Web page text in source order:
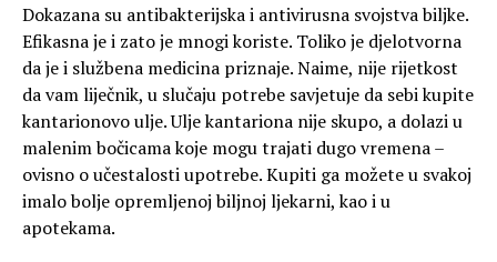
Dokazana su antibakterijska i antivirusna svojstva biljke.
Efikasna je i zato je mnogi koriste. Toliko je djelotvorna
da je i službena medicina priznaje. Naime, nije rijetkost
da vam liječnik, u slučaju potrebe savjetuje da sebi kupite
kantarionovo ulje. Ulje kantariona nije skupo, a dolazi u
malenim bočicama koje mogu trajati dugo vremena –
ovisno o učestalosti upotrebe. Kupiti ga možete u svakoj
imalo bolje opremljenoj biljnoj ljekarni, kao i u
apotekama.